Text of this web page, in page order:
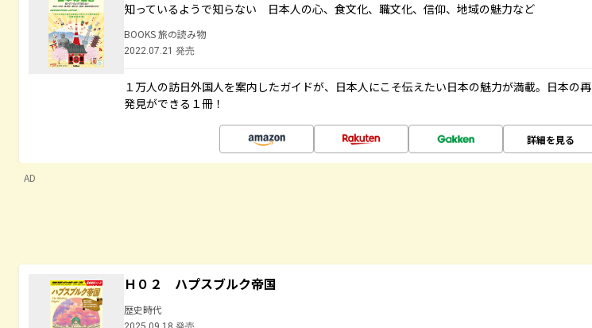
知っているようで知らない 日本人の心、食文化、職文化、信仰、地域の魅力など
BOOKS 旅の読み物
2022.07.21 発売
１万人の訪日外国人を案内したガイドが、日本人にこそ伝えたい日本の魅力が満載。日本の再
発見ができる１冊！
詳細を見る
AD
Ｈ０２ ハプスブルク帝国
歴史時代